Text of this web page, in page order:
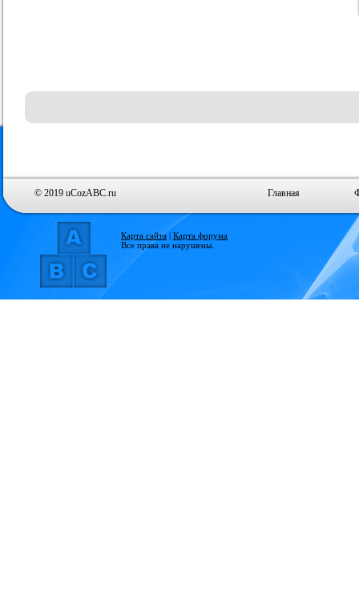
© 2019 uCozABC.ru Главная
Карта сайта | Карта форума
Все права не нарушены.